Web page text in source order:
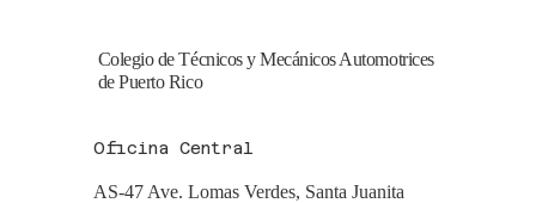
Colegio de Técnicos y Mecánicos Automotrices
de Puerto Rico
Oficina Central
AS-47 Ave. Lomas Verdes, Santa Juanita